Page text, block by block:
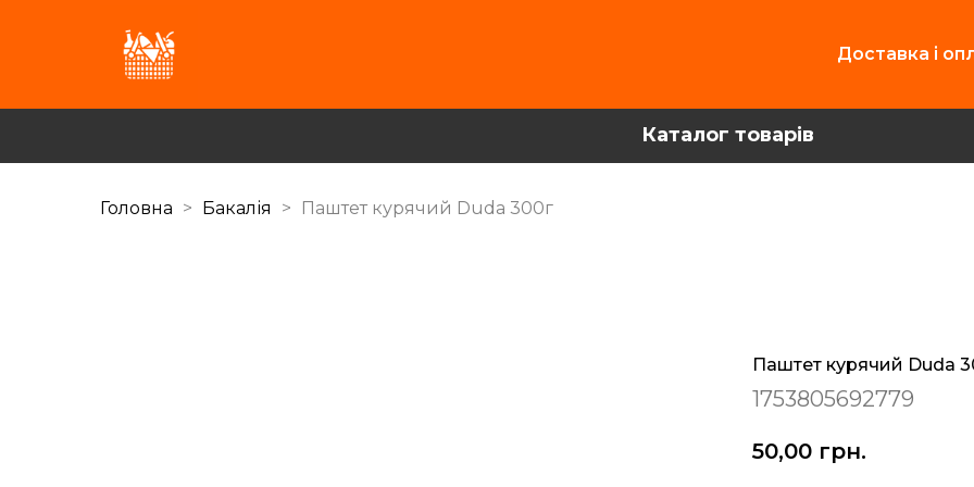
Доставка і
Каталог товарів
Головна Бакалія Паштет курячий Duda 300г
Паштет курячий Duda
1753805692779
50,00 грн.